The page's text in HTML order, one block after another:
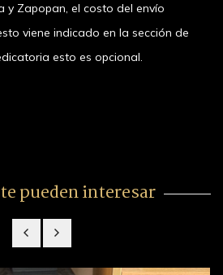
y Zapopan, el costo del envío
viene indicado en la sección de
esto es opcional.
pueden interesar